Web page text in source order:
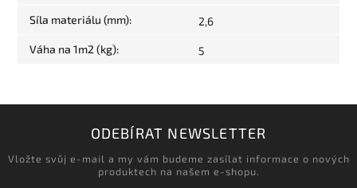
Síla materiálu (mm): 2,6
Váha na 1m2 (kg): 5
ODEBÍRAT NEWSLETTER
Vložte svůj e-mail a my vám budeme zasílat informace o nových
produktech na našem e-shopu.